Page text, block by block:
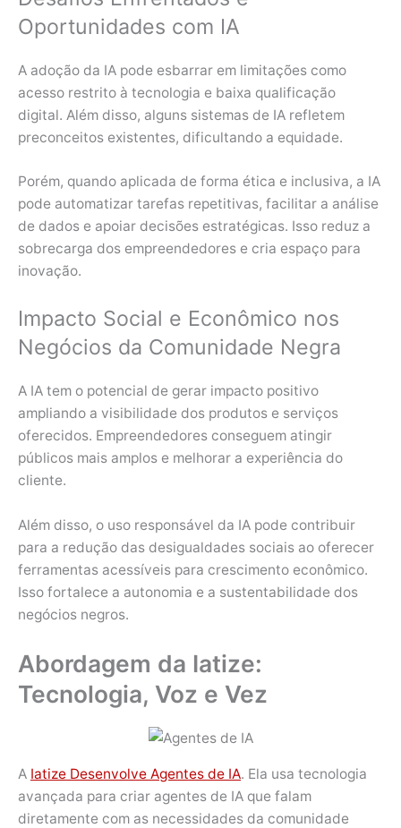
Oportunidades com IA
A adoção da IA pode esbarrar em limitações como
acesso restrito à tecnologia e baixa qualificação
digital. Além disso, alguns sistemas de IA refletem
preconceitos existentes, dificultando a equidade.
Porém, quando aplicada de forma ética e inclusiva, a IA
pode automatizar tarefas repetitivas, facilitar a análise
de dados e apoiar decisões estratégicas. Isso reduz a
sobrecarga dos empreendedores e cria espaço para
inovação.
Impacto Social e Econômico nos
Negócios da Comunidade Negra
A IA tem o potencial de gerar impacto positivo
ampliando a visibilidade dos produtos e serviços
oferecidos. Empreendedores conseguem atingir
públicos mais amplos e melhorar a experiência do
cliente.
Além disso, o uso responsável da IA pode contribuir
para a redução das desigualdades sociais ao oferecer
ferramentas acessíveis para crescimento econômico.
Isso fortalece a autonomia e a sustentabilidade dos
negócios negros.
Abordagem da Iatize:
Tecnologia, Voz e Vez
A Iatize Desenvolve Agentes de IA. Ela usa tecnologia
avançada para criar agentes de IA que falam
diretamente com as necessidades da comunidade